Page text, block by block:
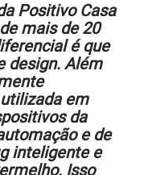
Positivo Casa
mais de 20
é que
design. Além
em
da
e de
inteligente e
Isso